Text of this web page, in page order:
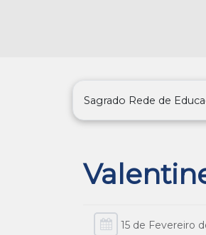
Sagrado Rede de
15 de Fevereiro